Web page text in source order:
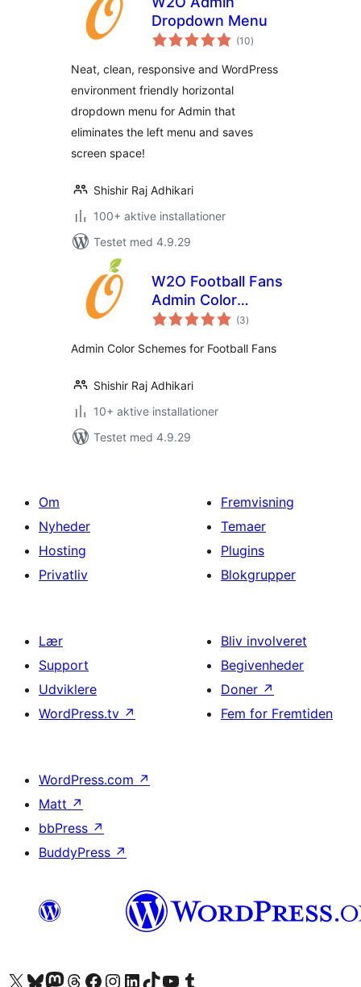
Dropdown Menu
(10totale
bedømmelser
)
Neat, clean, responsive and WordPress
environment friendly horizontal
dropdown menu for Admin that
eliminates the left menu and saves
screen space!
Shishir Raj Adhikari
100+ aktive installationer
Testet med 4.9.29
W2O Football Fans
Admin Color
Schemes
(3totale
bedømmelser
)
Admin Color Schemes for Football Fans
Shishir Raj Adhikari
10+ aktive installationer
Testet med 4.9.29
Om
Nyheder
Hosting
Privatliv
Fremvisning
Temaer
Plugins
Blokgrupper
Lær
Support
Udviklere
WordPress.tv ↗
Bliv involveret
Begivenheder
Doner ↗
Fem for Fremtiden
WordPress.com ↗
Matt ↗
bbPress ↗
BuddyPress ↗
Besøg vores X (tidligere Twitter) konto
Besøg vores Bluesky-konto
Besøg vores Mastodon konto
Besøg vores Threads-konto
Besøg vores Facebook sideBesøg vores Instagram konto
Besøg vores LinkedIn konto
Besøg vores TikTok-konto
Besøg vores YouTube-kanalBesøg vores Tumblr-konto